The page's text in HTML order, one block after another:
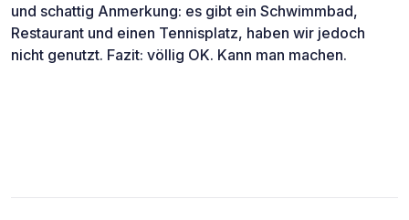
und schattig Anmerkung: es gibt ein Schwimmbad,
Restaurant und einen Tennisplatz, haben wir jedoch
nicht genutzt. Fazit: völlig OK. Kann man machen.